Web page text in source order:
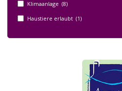
Klimaanlage (8)
Haustiere erlaubt (1)